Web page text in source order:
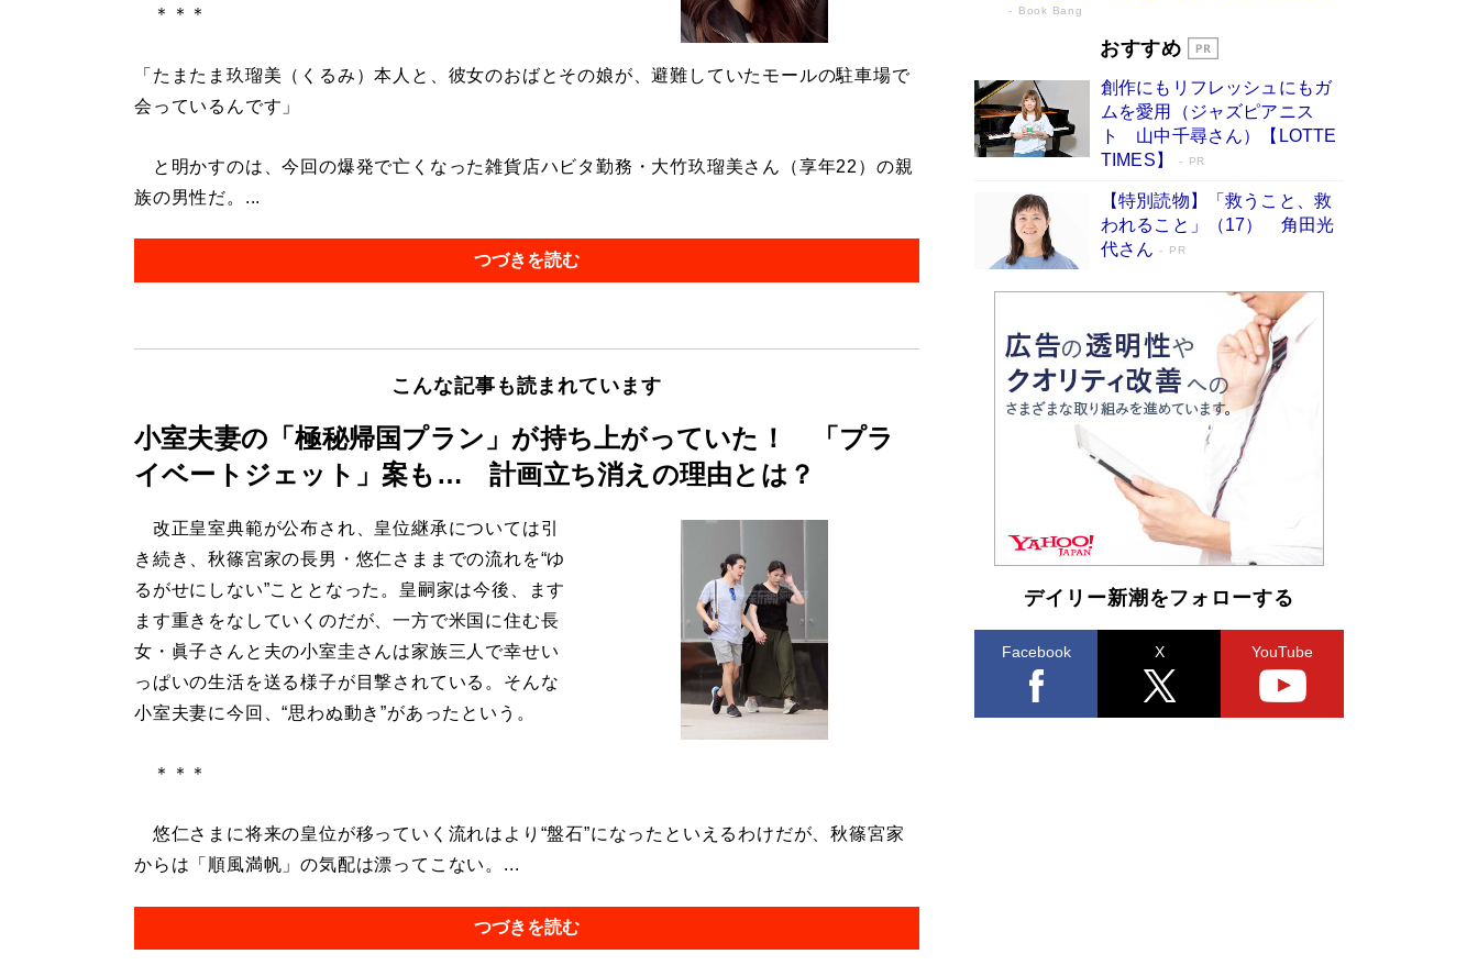
＊＊＊
「たまたま玖瑠美（くるみ）本人と、彼女のおばとその娘が、避難していたモールの駐車場で
会っているんです」
と明かすのは、今回の爆発で亡くなった雑貨店ハビタ勤務・大竹玖瑠美さん（享年22）の親
族の男性だ。...
つづきを読む
こんな記事も読まれています
小室夫妻の「極秘帰国プラン」が持ち上がっていた！ 「プラ
イベートジェット」案も… 計画立ち消えの理由とは？
改正皇室典範が公布され、皇位継承については引
き続き、秋篠宮家の長男・悠仁さままでの流れを“ゆ
るがせにしない”こととなった。皇嗣家は今後、ます
ます重きをなしていくのだが、一方で米国に住む長
女・眞子さんと夫の小室圭さんは家族三人で幸せい
っぱいの生活を送る様子が目撃されている。そんな
小室夫妻に今回、“思わぬ動き”があったという。
＊＊＊
悠仁さまに将来の皇位が移っていく流れはより“盤石”になったといえるわけだが、秋篠宮家
からは「順風満帆」の気配は漂ってこない。...
つづきを読む
Book Bang
「宇宙兄弟」最終46巻がベストセラー1
物語に幕 特装版には「宇宙で描かれたマ
ンガ」も収録
Book Bang
美輪明宏 晩年の回答を集めた『ほほえんで生き
るための人生相談』がランクイン［エンターテイ
メントベストセラー］
Book Bang
「『火垂るの墓』は、大嘘である」原作者が抱き
続けた“自責の念”とは…「自己憐憫は描きたくな
い」監督が徹底的にこだわったこと（後編） #
戦争の記憶
Book Bang
「叱って伸びるやつは、褒めたらもっと伸びる」
俳優・高嶋政伸が家族に教わった“人を育てるコ
ツ”…芸への考え方を明かす
Book Bang
東野圭吾、伊坂幸太郎の人気シリーズ最新作どち
らも文庫化 映画化された直木賞受賞作もランク
イン［文庫ベストセラー］
Book Bang
おすすめ
創作にもリフレッシュにもガ
ムを愛用（ジャズピアニス
ト 山中千尋さん）【LOTTE
TIMES】
PR
【特別読物】「救うこと、救
われること」（17） 角田光
代さん
PR
デイリー新潮をフォローする
Facebook X YouTube